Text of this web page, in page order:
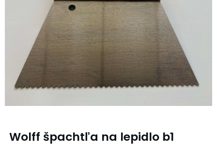
Wolff špachtľa na lepidlo b1